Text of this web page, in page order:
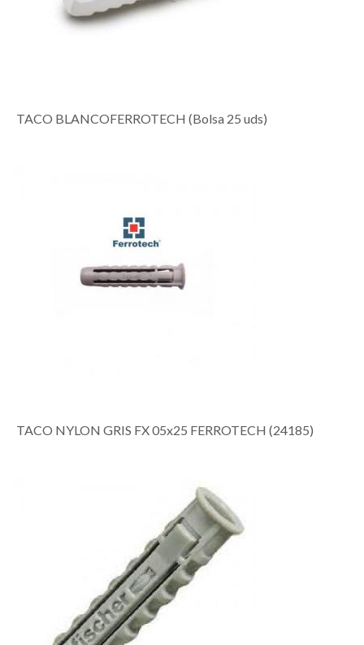
TACO BLANCOFERROTECH (Bolsa 25 uds)
TACO NYLON GRIS FX 05x25 FERROTECH (24185)